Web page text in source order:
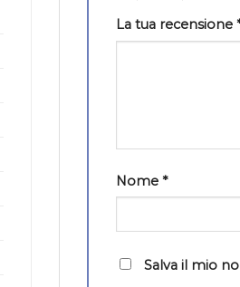
La tua recensione
Nome *
Salva il mio